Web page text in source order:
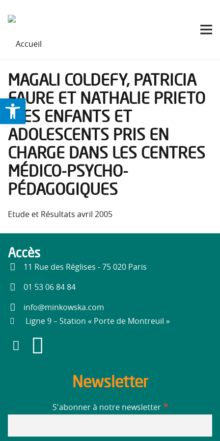
MAGALI COLDEFY, PATRICIA
FAURE ET NATHALIE PRIETO
: LES ENFANTS ET
ADOLESCENTS PRIS EN
CHARGE DANS LES CENTRES
MÉDICO-PSYCHO-
PÉDAGOGIQUES
Etude et Résultats avril 2005
Accès
11 Rue des Réglises - 75 020 Paris
01 53 06 84 84
info@minkowska.com
Ligne 9 – Station « Porte de Montreuil »
Newsletter
S'abonner à notre newsletter *
Ouvrir la barre d’outils